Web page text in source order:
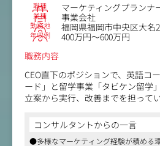
職種 マーケティングプランナ
業種 事業会社
勤務地 福岡県福岡市中央区大名
年収例
400万円～600万円
職務内容
CEO直下のポジションで、英語コ
ード」と留学事業「タビケン留学
立案から実行、改善までを担って
イングリードとタビケン留学は、
用と時間を投資し、自分の学習・
コンサルタントからの一言
●多様なマーケティング経験が積める